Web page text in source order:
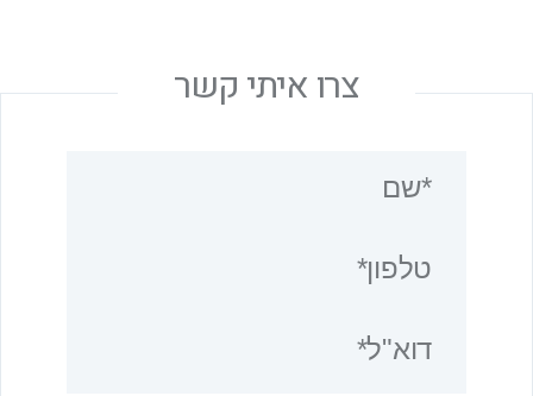
צרו איתי קשר